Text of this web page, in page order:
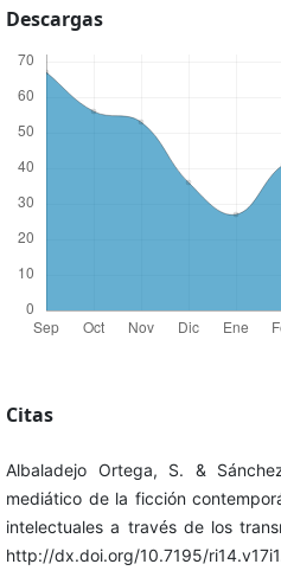
Descargas
Citas
Albaladejo Ortega, S. &
mediático de la ficción
intelectuales a través de los
http://dx.doi.org/10.7195/